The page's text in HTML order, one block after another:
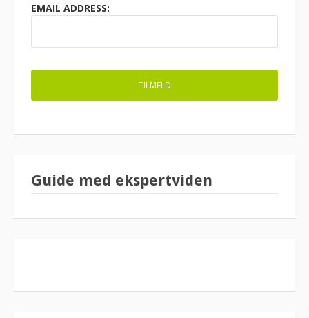
EMAIL ADDRESS:
Guide med ekspertviden